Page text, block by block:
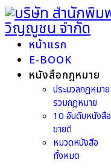
หน้าแรก
E-BOOK
หนังสือกฎหมาย
ประมวลกฎหมาย
รวมกฎหมาย
10 อันดับหนังสือ
ขายดี
หมวดหนังสือ
ทั้งหมด